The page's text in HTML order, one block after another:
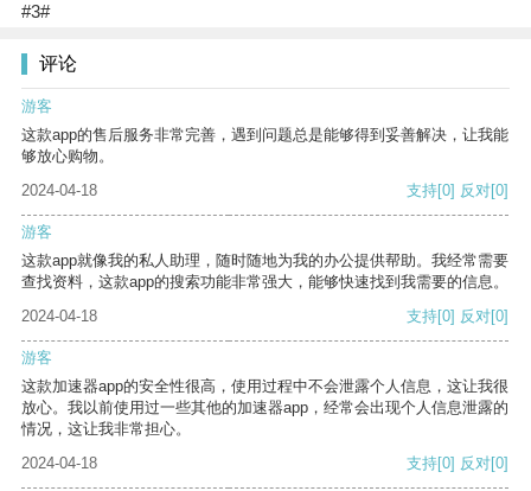
#3#
评论
游客
这款app的售后服务非常完善，遇到问题总是能够得到妥善解决，让我能
够放心购物。
2024-04-18
支持[0] 反对[0]
游客
这款app就像我的私人助理，随时随地为我的办公提供帮助。我经常需要
查找资料，这款app的搜索功能非常强大，能够快速找到我需要的信息。
2024-04-18
支持[0] 反对[0]
游客
这款加速器app的安全性很高，使用过程中不会泄露个人信息，这让我很
放心。我以前使用过一些其他的加速器app，经常会出现个人信息泄露的
情况，这让我非常担心。
2024-04-18
支持[0] 反对[0]